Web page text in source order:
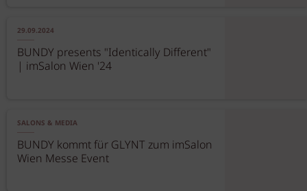
29.09.2024
BUNDY presents "Identically Different"
| imSalon Wien '24
SALONS & MEDIA
BUNDY kommt für GLYNT zum imSalon
Wien Messe Event